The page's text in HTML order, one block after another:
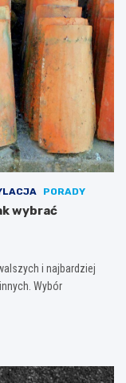
PORADY
wybrać
i najbardziej
Wybór